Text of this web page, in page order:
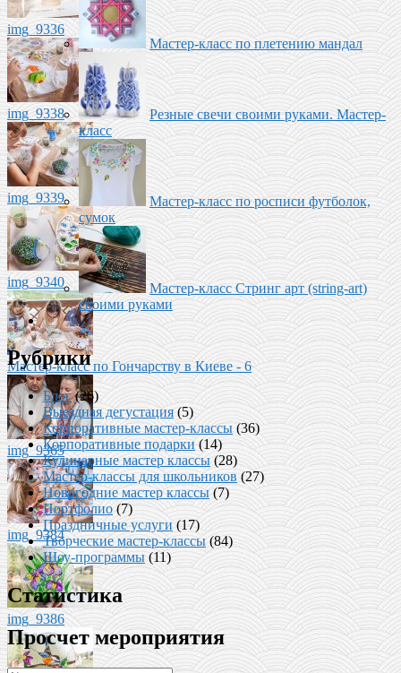
img_9336
img_9338
img_9339
img_9340
Мастер-класс по Гончарству в Киеве - 6
img_9365
img_9384
img_9386
Мастер-класс по плетению мандал
Резные свечи своими руками. Мастер-
класс
Мастер-класс по росписи футболок,
сумок
Мастер-класс Стринг арт (string-art)
своими руками
Рубрики
Блог(26)
Выездная дегустация (5)
Корпоративные мастер-классы (36)
Корпоративные подарки(14)
Кулинарные мастер классы (28)
Мастер-классы для школьников (27)
Новогодние мастер классы (7)
Портфолио(7)
Праздничные услуги (17)
Творческие мастер-классы(84)
Шоу-программы (11)
Статистика
Просчет мероприятия